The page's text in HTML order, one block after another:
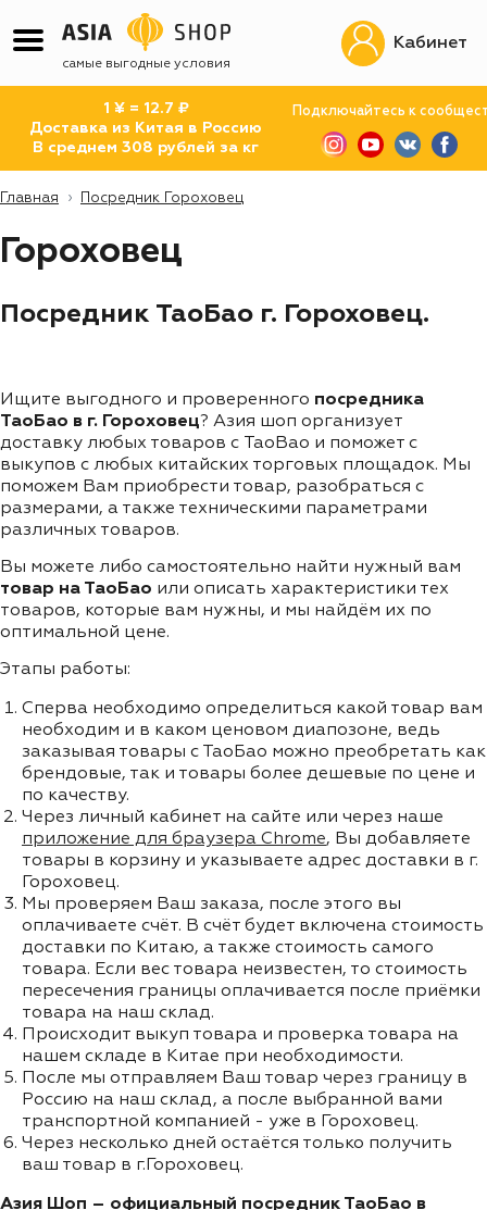
самые выгодные условия
1 ¥ = 12.7 ₽
Доставка из Китая в Россию
В среднем 308 рублей за кг
Подключайтесь к
Кабинет
Главная Посредник Гороховец
Гороховец
Посредник ТаоБао г. Гороховец.
Ищите выгодного и проверенного посредника
ТаоБао в г. Гороховец? Азия шоп организует
доставку любых товаров с TaoBao и поможет с
выкупов с любых китайских торговых площадок. Мы
поможем Вам приобрести товар, разобраться с
размерами, а также техническими параметрами
различных товаров.
Вы можете либо самостоятельно найти нужный вам
товар на ТаоБао или описать характеристики тех
товаров, которые вам нужны, и мы найдём их по
оптимальной цене.
Этапы работы:
Сперва необходимо определиться какой товар вам
необходим и в каком ценовом диапозоне, ведь
заказывая товары с ТаоБао можно преобретать как
брендовые, так и товары более дешевые по цене и
по качеству.
Через личный кабинет на сайте или через наше
приложение для браузера Chrome, Вы добавляете
товары в корзину и указываете адрес доставки в г.
Гороховец.
Мы проверяем Ваш заказа, после этого вы
оплачиваете счёт. В счёт будет включена стоимость
доставки по Китаю, а также стоимость самого
товара. Если вес товара неизвестен, то стоимость
пересечения границы оплачивается после приёмки
товара на наш склад.
Происходит выкуп товара и проверка товара на
нашем складе в Китае при необходимости.
После мы отправляем Ваш товар через границу в
Россию на наш склад, а после выбранной вами
транспортной компанией - уже в Гороховец.
Через несколько дней остаётся только получить
ваш товар в г.Гороховец.
Азия Шоп – официальный посредник ТаоБао в